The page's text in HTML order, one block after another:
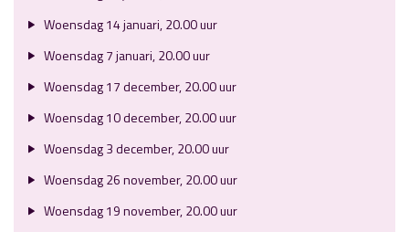
Woensdag 14 januari, 20.00 uur
Woensdag 7 januari, 20.00 uur
Woensdag 17 december, 20.00 uur
Woensdag 10 december, 20.00 uur
Woensdag 3 december, 20.00 uur
Woensdag 26 november, 20.00 uur
Woensdag 19 november, 20.00 uur